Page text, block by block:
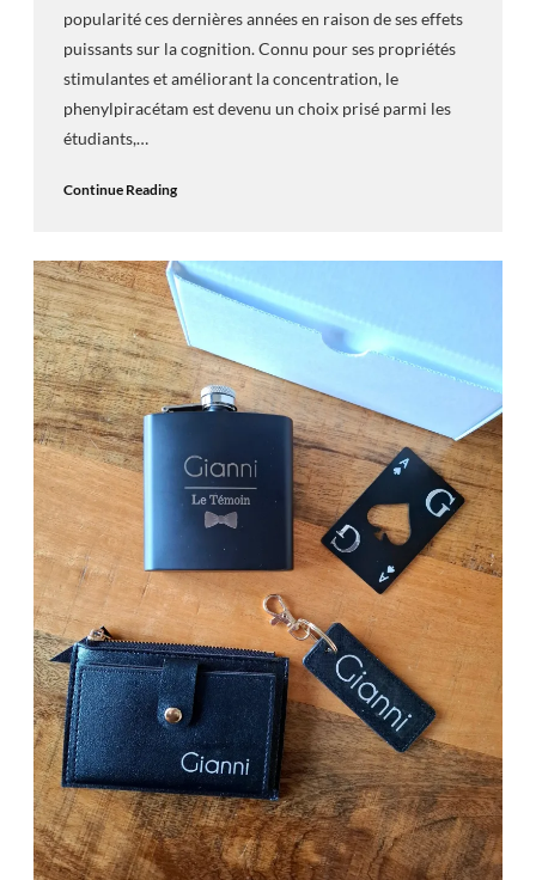
popularité ces dernières années en raison de ses effets
puissants sur la cognition. Connu pour ses propriétés
stimulantes et améliorant la concentration, le
phenylpiracétam est devenu un choix prisé parmi les
étudiants,…
Continue Reading